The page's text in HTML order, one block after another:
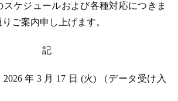
ケジュールおよび各種対応につきま
ご案内申し上げます。
記
2026 年 3 月 17 日 (火) （データ受け入